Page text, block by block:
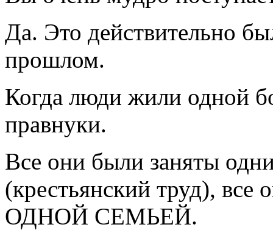
Да. Это действительно
прошлом.
Когда люди жили одной
правнуки.
Все они были заняты
(крестьянский труд), все
ОДНОЙ СЕМЬЕЙ.